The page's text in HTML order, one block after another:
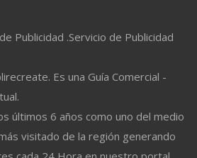
Publicidad .Servicio de Publicidad
Es una Guía Comercial -
últimos 6 años como uno del medio
visitado de la región generando